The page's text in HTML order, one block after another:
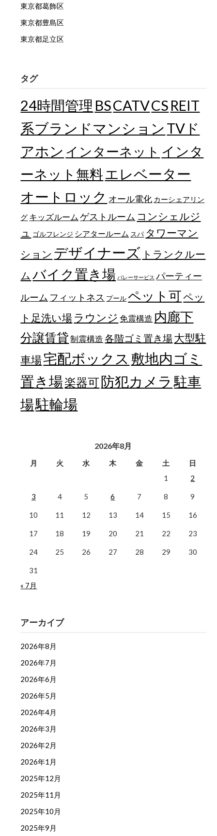
東京都葛飾区
東京都豊島区
東京都足立区
タグ
24時間管理 BSCATVCS REIT
系ブランドマンション TVド
アホン インターネット インタ
ーネット無料エレベーター
オートロック オール電化 カーシェアリン
グ キッズルーム ゲストルーム コンシェルジ
ュ
ゴルフレンジ シアタールーム スパ タワーマン
ション デザイナーズ トランクルー
ム バイク置き場 バレーサービス パーティー
ルーム フィットネス プール ペット可ペッ
ト足洗い場 ラウンジ 免震構造 内廊下
分譲賃貸 制震構造 各階ゴミ置き場大型駐
車場宅配ボックス 敷地内ゴミ
置き場楽器可防犯カメラ 駐車
場駐輪場
2026年8月
月 火 水 木 金 土
日
1
2
3 4 5 6 7 8 9
10 11 12 13 14 15 16
17 18 19 20 21 22 23
24 25 26 27 28 29 30
31
« 7月
アーカイブ
2026年8月
2026年7月
2026年6月
2026年5月
2026年4月
2026年3月
2026年2月
2026年1月
2025年12月
2025年11月
2025年10月
2025年9月